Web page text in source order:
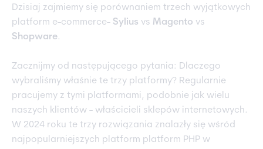
Dzisiaj zajmiemy się porównaniem trzech wyjątkowych
platform e-commerce- Sylius vs Magento vs
Shopware.
Zacznijmy od następującego pytania: Dlaczego
wybraliśmy właśnie te trzy platformy? Regularnie
pracujemy z tymi platformami, podobnie jak wielu
naszych klientów - właścicieli sklepów internetowych.
W 2024 roku te trzy rozwiązania znalazły się wśród
najpopularniejszych platform platform PHP w